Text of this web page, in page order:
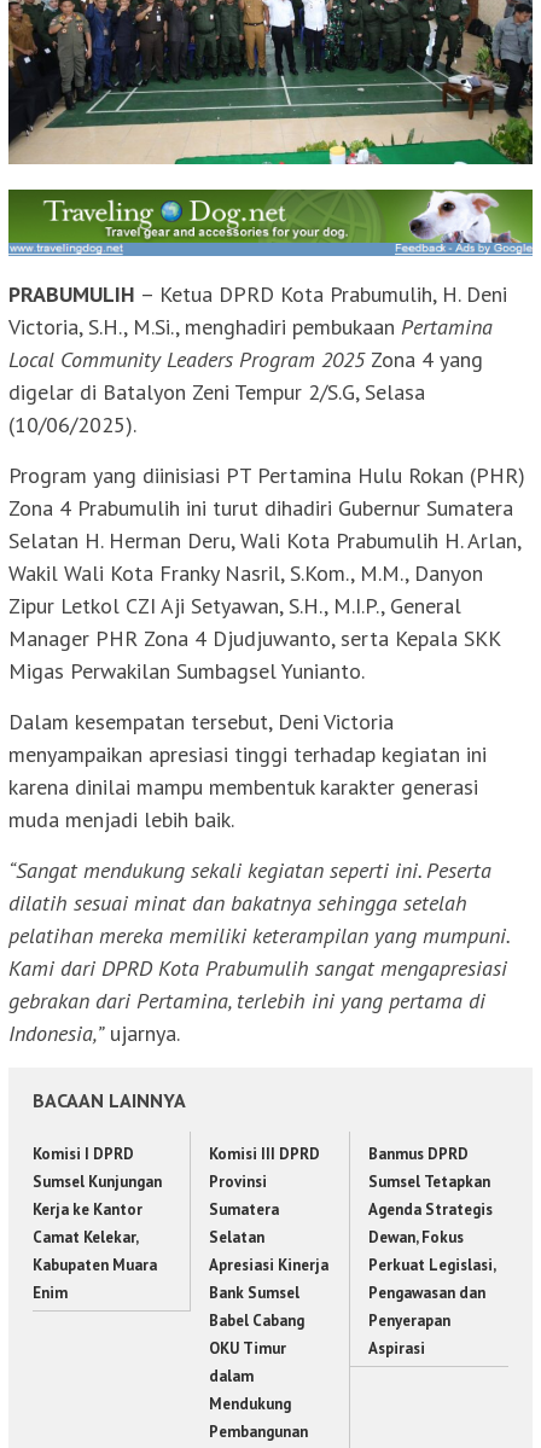
PRABUMULIH – Ketua DPRD Kota Prabumulih, H. Deni
Victoria, S.H., M.Si., menghadiri pembukaan Pertamina
Local Community Leaders Program 2025Zona 4 yang
digelar di Batalyon Zeni Tempur 2/S.G, Selasa
(10/06/2025).
Program yang diinisiasi PT Pertamina Hulu Rokan (PHR)
Zona 4 Prabumulih ini turut dihadiri Gubernur Sumatera
Selatan H. Herman Deru, Wali Kota Prabumulih H. Arlan,
Wakil Wali Kota Franky Nasril, S.Kom., M.M., Danyon
Zipur Letkol CZI Aji Setyawan, S.H., M.I.P., General
Manager PHR Zona 4 Djudjuwanto, serta Kepala SKK
Migas Perwakilan Sumbagsel Yunianto.
Dalam kesempatan tersebut, Deni Victoria
menyampaikan apresiasi tinggi terhadap kegiatan ini
karena dinilai mampu membentuk karakter generasi
muda menjadi lebih baik.
“Sangat mendukung sekali kegiatan seperti ini. Peserta
dilatih sesuai minat dan bakatnya sehingga setelah
pelatihan mereka memiliki keterampilan yang mumpuni.
Kami dari DPRD Kota Prabumulih sangat mengapresiasi
gebrakan dari Pertamina, terlebih ini yang pertama di
Indonesia,”ujarnya.
BACAAN LAINNYA
Komisi I DPRD
Sumsel Kunjungan
Kerja ke Kantor
Camat Kelekar,
Kabupaten Muara
Enim
Komisi III DPRD
Provinsi
Sumatera
Selatan
Apresiasi Kinerja
Bank Sumsel
Babel Cabang
OKU Timur
dalam
Mendukung
Pembangunan
Banmus DPRD
Sumsel Tetapkan
Agenda Strategis
Dewan, Fokus
Perkuat Legislasi,
Pengawasan dan
Penyerapan
Aspirasi